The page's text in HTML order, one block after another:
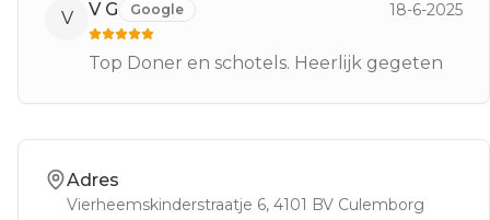
V V G Google 18-6-2025
Top Doner en schotels. Heerlijk gegeten
Adres
Vierheemskinderstraatje 6, 4101 BV Culemborg